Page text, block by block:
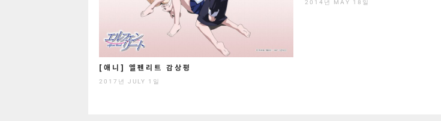
[애니] 엘펜리트 감상평
2017년 JULY 1일
2014년 MAY 18일